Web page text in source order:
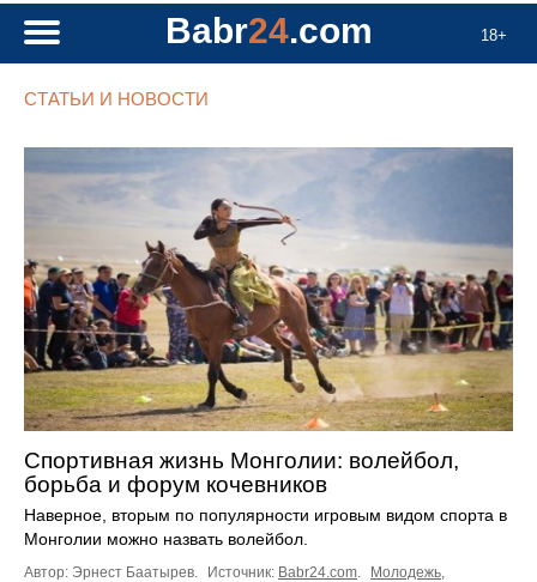
18+
Babr24.com
СТАТЬИ И НОВОСТИ
Спортивная жизнь Монголии: волейбол,
борьба и форум кочевников
Наверное, вторым по популярности игровым видом спорта в
Монголии можно назвать волейбол.
Автор: Эрнест Баатырев. Источник: Babr24.com Молодежь